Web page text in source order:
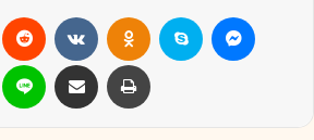
Pinterest Reddit ВконтактеОдноклассники
Skype
Viber Line Поделиться через электронную почту Печатать